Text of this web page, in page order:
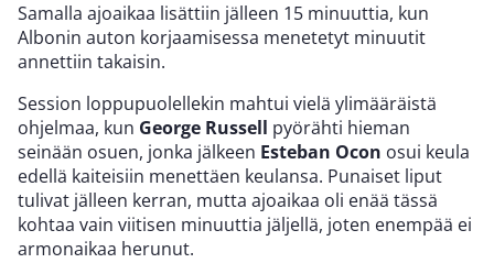
Samalla ajoaikaa lisättiin jälleen 15 minuuttia, kun
Albonin auton korjaamisessa menetetyt minuutit
annettiin takaisin.
Session loppupuolellekin mahtui vielä ylimääräistä
ohjelmaa, kun George Russell pyörähti hieman
seinään osuen, jonka jälkeen Esteban Ocon osui keula
edellä kaiteisiin menettäen keulansa. Punaiset liput
tulivat jälleen kerran, mutta ajoaikaa oli enää tässä
kohtaa vain viitisen minuuttia jäljellä, joten enempää ei
armonaikaa herunut.